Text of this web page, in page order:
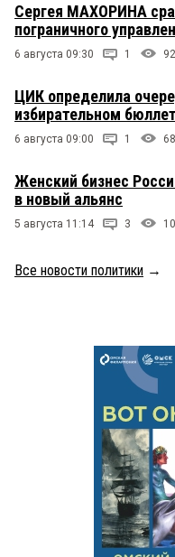
Сергея МАХОРИНА
пограничного
6 августа 09:30 1
ЦИК определила
избирательном
6 августа 09:00 1
Женский бизнес
в новый альянс
5 августа 11:14 3
Все новости политики →